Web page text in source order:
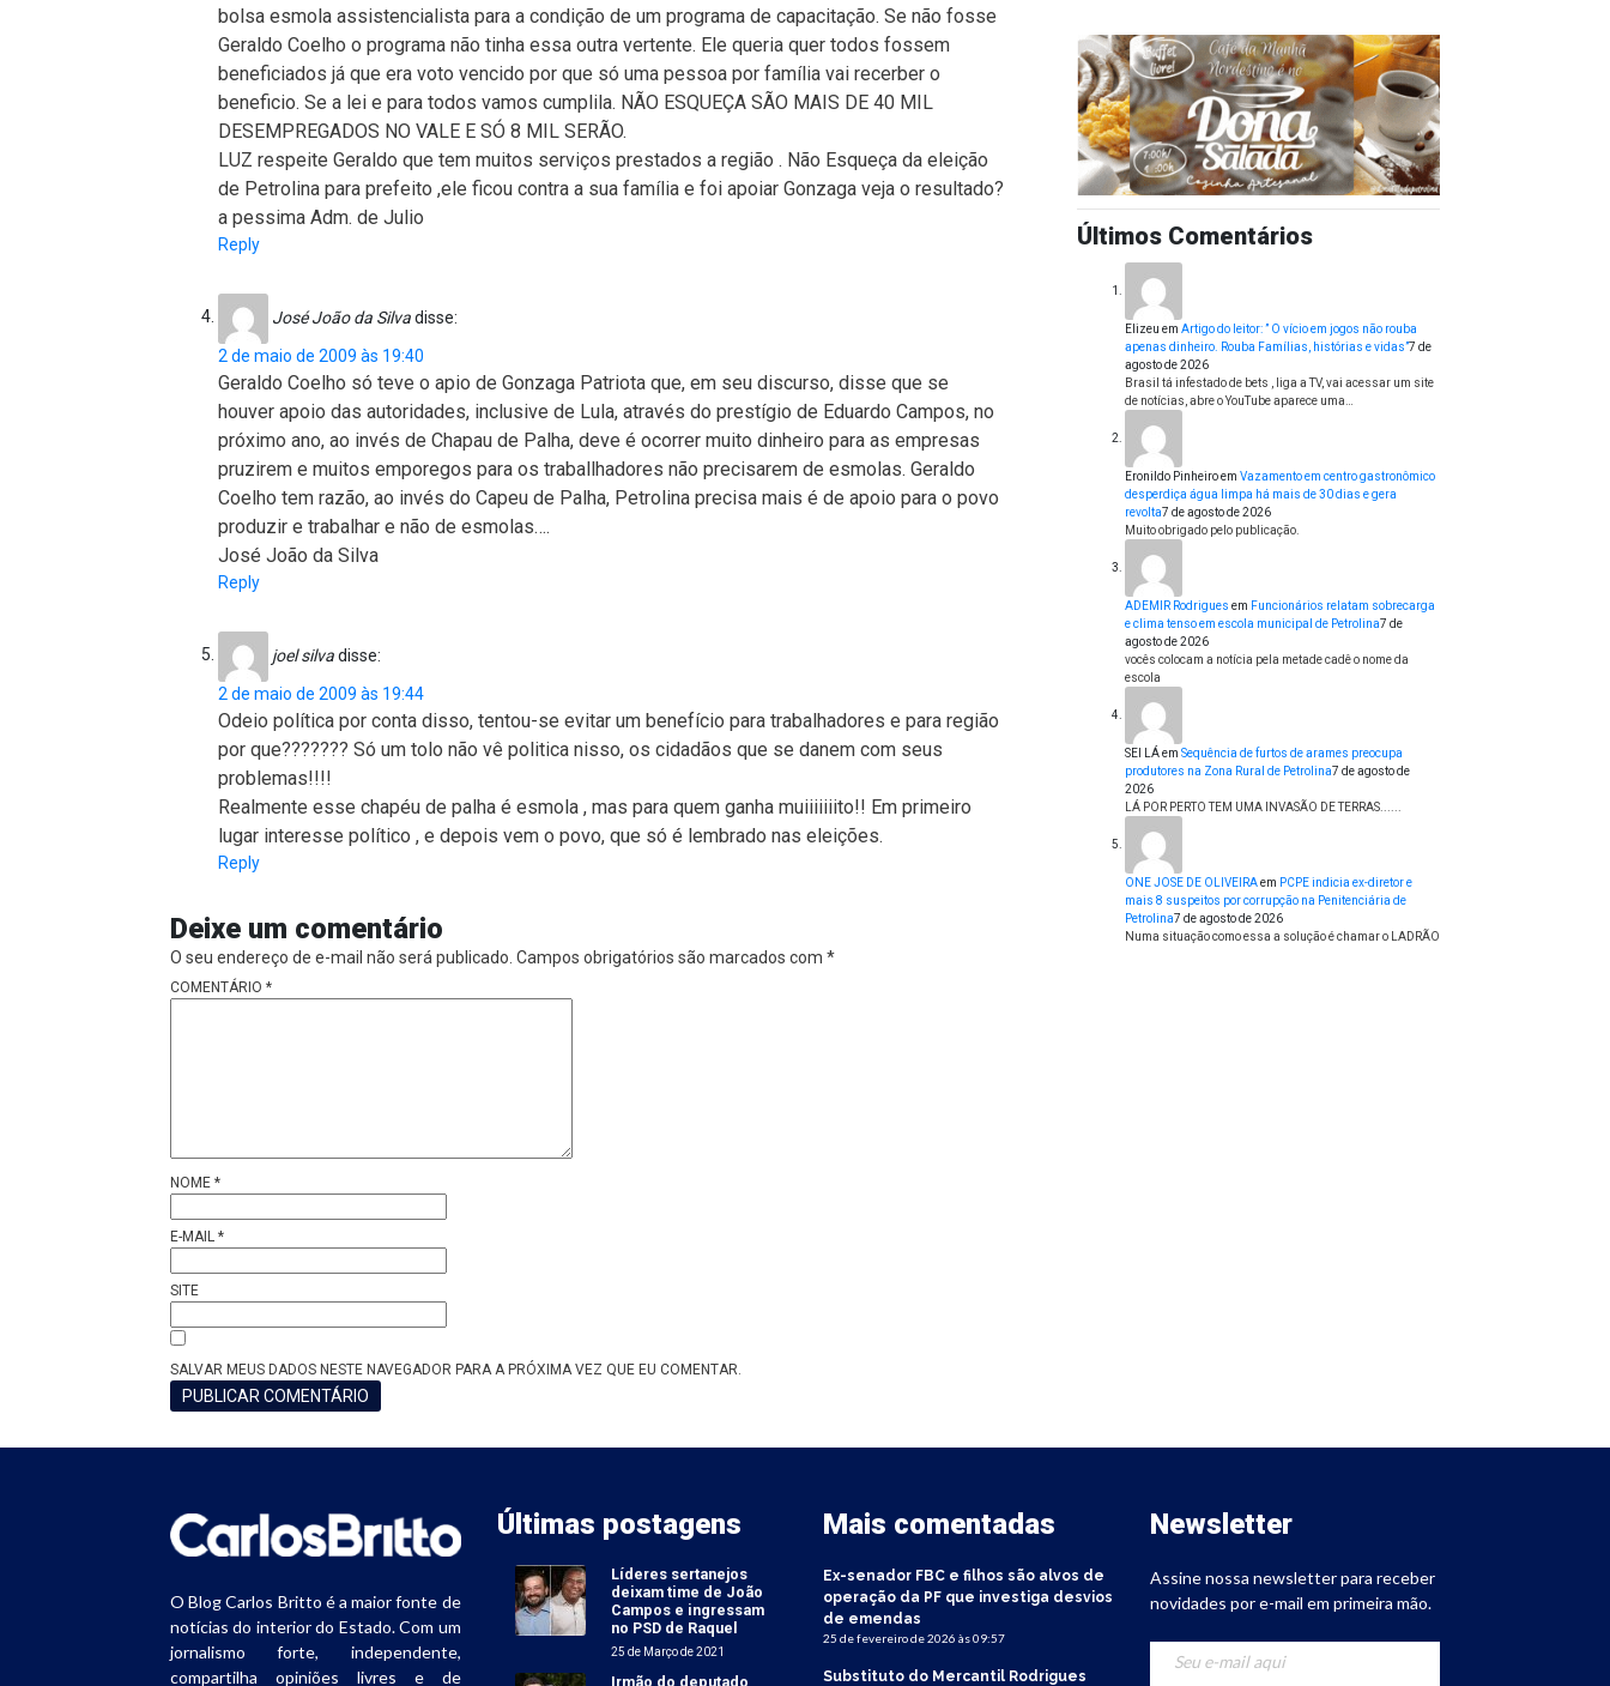
bolsa esmola assistencialista para a condição de um programa de capacitação. Se não fosse
Geraldo Coelho o programa não tinha essa outra vertente. Ele queria quer todos fossem
beneficiados já que era voto vencido por que só uma pessoa por família vai recerber o
beneficio. Se a lei e para todos vamos cumplila. NÃO ESQUEÇA SÃO MAIS DE 40 MIL
DESEMPREGADOS NO VALE E SÓ 8 MIL SERÃO.
LUZ respeite Geraldo que tem muitos serviços prestados a região . Não Esqueça da eleição
de Petrolina para prefeito ,ele ficou contra a sua família e foi apoiar Gonzaga veja o resultado?
a pessima Adm. de Julio
Reply
José João da Silvadisse:
2 de maio de 2009 às 19:40
Geraldo Coelho só teve o apio de Gonzaga Patriota que, em seu discurso, disse que se
houver apoio das autoridades, inclusive de Lula, através do prestígio de Eduardo Campos, no
próximo ano, ao invés de Chapau de Palha, deve é ocorrer muito dinheiro para as empresas
pruzirem e muitos emporegos para os traballhadores não precisarem de esmolas. Geraldo
Coelho tem razão, ao invés do Capeu de Palha, Petrolina precisa mais é de apoio para o povo
produzir e trabalhar e não de esmolas….
José João da Silva
Reply
joel silvadisse:
2 de maio de 2009 às 19:44
Odeio política por conta disso, tentou-se evitar um benefício para trabalhadores e para região
por que??????? Só um tolo não vê politica nisso, os cidadãos que se danem com seus
problemas!!!!
Realmente esse chapéu de palha é esmola , mas para quem ganha muiiiiiiito!! Em primeiro
lugar interesse político , e depois vem o povo, que só é lembrado nas eleições.
Reply
Deixe um comentário
O seu endereço de e-mail não será publicado. Campos obrigatórios são marcados com *
COMENTÁRIO *
NOME *
E-MAIL *
SITE
SALVAR MEUS DADOS NESTE NAVEGADOR PARA A PRÓXIMA VEZ QUE EU COMENTAR.
Últimos Comentários
Elizeu em Artigo do leitor: ” O vício em jogos não rouba
apenas dinheiro. Rouba Famílias, histórias e vidas”7 de
agosto de 2026
Brasil tá infestado de bets , liga a TV, vai acessar um site
de notícias, abre o YouTube aparece uma…
Eronildo Pinheiroem Vazamento em centro gastronômico
desperdiça água limpa há mais de 30 dias e gera
revolta7 de agosto de 2026
Muito obrigado pelo publicação.
ADEMIR Rodrigues em Funcionários relatam sobrecarga
e clima tenso em escola municipal de Petrolina7 de
agosto de 2026
vocês colocam a notícia pela metade cadê o nome da
escola
SEI LÁem Sequência de furtos de arames preocupa
produtores na Zona Rural de Petrolina7 de agosto de
2026
LÁ POR PERTO TEM UMA INVASÃO DE TERRAS......
ONE JOSE DE OLIVEIRAem PCPE indicia ex-diretor e
mais 8 suspeitos por corrupção na Penitenciária de
Petrolina7 de agosto de 2026
Numa situação como essa a solução é chamar o LADRÃO
O Blog Carlos Britto é a maior fonte de
notícias do interior do Estado. Com um
jornalismo forte, independente,
compartilha opiniões livres e de
Últimas postagens
Líderes sertanejos
deixam time de João
Campos e ingressam
no PSD de Raquel
25 de Março de 2021
Irmão do deputado
Mais comentadas
Ex-senador FBC e filhos são alvos de
operação da PF que investiga desvios
de emendas
25 de fevereiro de 2026 às 09:57
Substituto do Mercantil Rodrigues
Newsletter
Assine nossa newsletter para receber
novidades por e-mail em primeira mão.